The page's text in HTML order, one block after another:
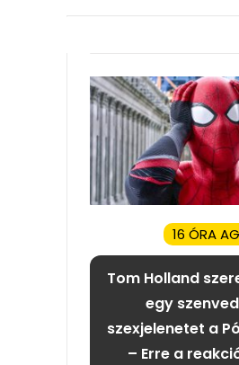
16 ÓRA
Tom Holland
egy
szexjelenetet a
– Erre a